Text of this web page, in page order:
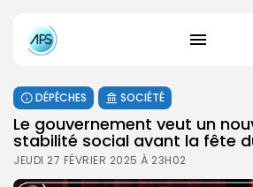
DÉPÊCHES SOCIÉTÉ
Le gouvernement veut un
stabilité social avant la fête
JEUDI 27 FÉVRIER 2025 À 23H02